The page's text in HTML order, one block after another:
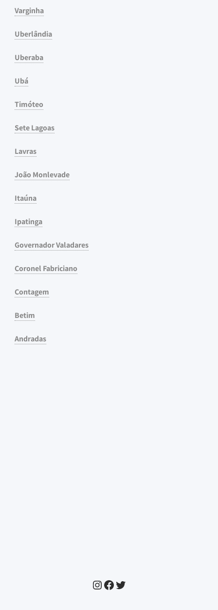
Varginha
Uberlândia
Uberaba
Ubá
Timóteo
Sete Lagoas
Lavras
João Monlevade
Itaúna
Ipatinga
Governador Valadares
Coronel Fabriciano
Contagem
Betim
Andradas